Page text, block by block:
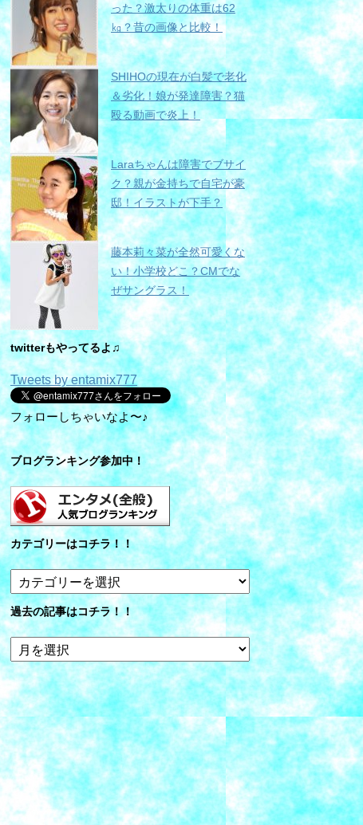
った？激太りの体重は62
㎏？昔の画像と比較！
SHIHOの現在が白髪で老化
＆劣化！娘が発達障害？猫
殴る動画で炎上！
Laraちゃんは障害でブサイ
ク？親が金持ちで自宅が豪
邸！イラストが下手？
藤本莉々菜が全然可愛くな
い！小学校どこ？CMでな
ぜサングラス！
twitterもやってるよ♫
Tweets by entamix777
フォローしちゃいなよ〜♪
ブログランキング参加中！
カテゴリーはコチラ！！
テ
ゴ
リ
ー
は
コ
チ
ラ！！
過去の記事はコチラ！！
過
去
の
記
事
は
コ
チ
ラ！！